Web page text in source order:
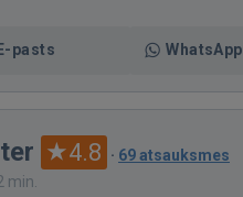
E-pasts WhatsApp
4.8 · 69 atsauksmes
min.